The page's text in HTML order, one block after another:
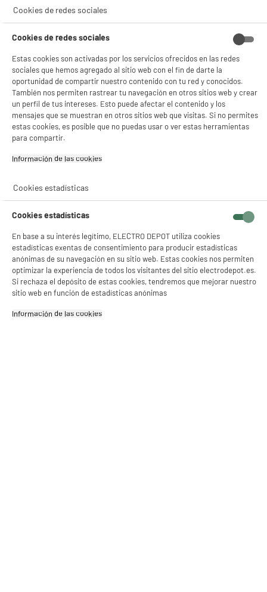
product_anchor_characteristics
1€49
Cookies de redes sociales
Cookies de redes sociales
Estas cookies son activadas por los servicios ofrecidos en las redes
sociales que hemos agregado al sitio web con el fin de darte la
oportunidad de compartir nuestro contenido con tu red y conocidos.
También nos permiten rastrear tu navegación en otros sitios web y crear
un perfil de tus intereses. Esto puede afectar el contenido y los
mensajes que se muestran en otros sitios web que visitas. Si no permites
estas cookies, es posible que no puedas usar o ver estas herramientas
para compartir.
Información de las cookies‎
Cookies estadísticas
Cookies estadísticas
En base a su interés legítimo, ELECTRO DEPOT utiliza cookies
estadísticas exentas de consentimiento para producir estadísticas
anónimas de su navegación en su sitio web. Estas cookies nos permiten
optimizar la experiencia de todos los visitantes del sitio electrodepot.es.
Si rechaza el depósito de estas cookies, tendremos que mejorar nuestro
sitio web en función de estadísticas anónimas
Información de las cookies‎